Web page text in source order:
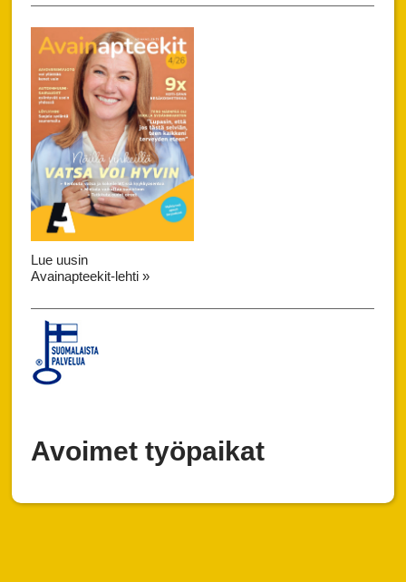
Lue uusin
Avainapteekit-lehti »
Avoimet työpaikat